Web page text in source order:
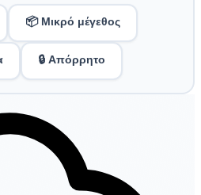
📦 Μικρό μέγεθος
🔒 Απόρρητο